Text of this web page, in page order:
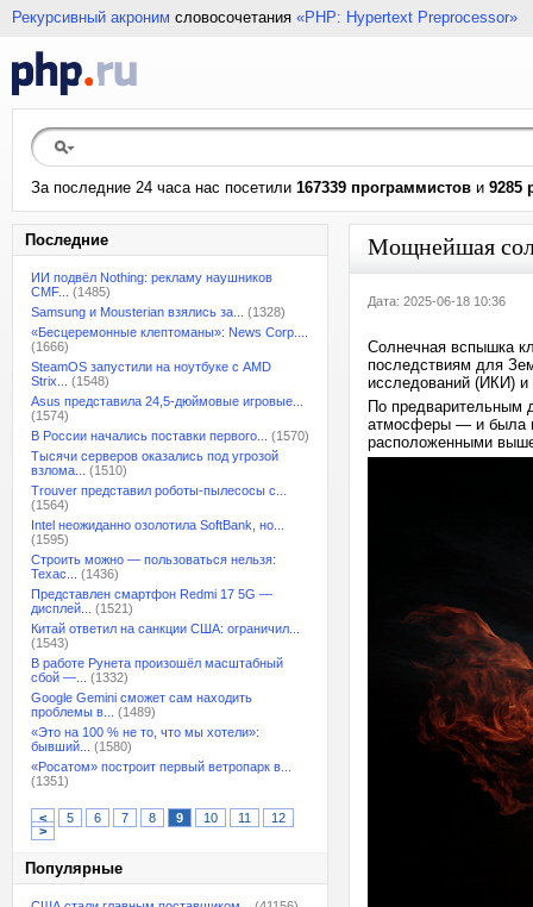
Рекурсивный акроним словосочетания «PHP: Hypertext Preprocessor»
За последние 24 часа нас посетили 167339 программистов и 9285
Последние
ИИ подвёл Nothing: рекламу наушников
CMF...
(1485)
Samsung и Mousterian взялись за...
(1328)
«Бесцеремонные клептоманы»: News Corp....
(1666)
SteamOS запустили на ноутбуке с AMD
Strix...
(1548)
Asus представила 24,5-дюймовые игровые...
(1574)
В России начались поставки первого...
(1570)
Тысячи серверов оказались под угрозой
взлома...
(1510)
Trouver представил роботы-пылесосы с...
(1564)
Intel неожиданно озолотила SoftBank, но...
(1595)
Строить можно — пользоваться нельзя:
Техас...
(1436)
Представлен смартфон Redmi 17 5G —
дисплей...
(1521)
Китай ответил на санкции США: ограничил...
(1543)
В работе Рунета произошёл масштабный
сбой —...
(1332)
Google Gemini сможет сам находить
проблемы в...
(1489)
«Это на 100 % не то, что мы хотели»:
бывший...
(1580)
«Росатом» построит первый ветропарк в...
(1351)
< 5 6 7 8 9 10 11
12
>
Популярные
Мощнейшая
Дата: 2025-06-18 10:36
Солнечная вспышка
последствиям для
исследований (ИКИ)
По предварительным
атмосферы — и была
расположенными